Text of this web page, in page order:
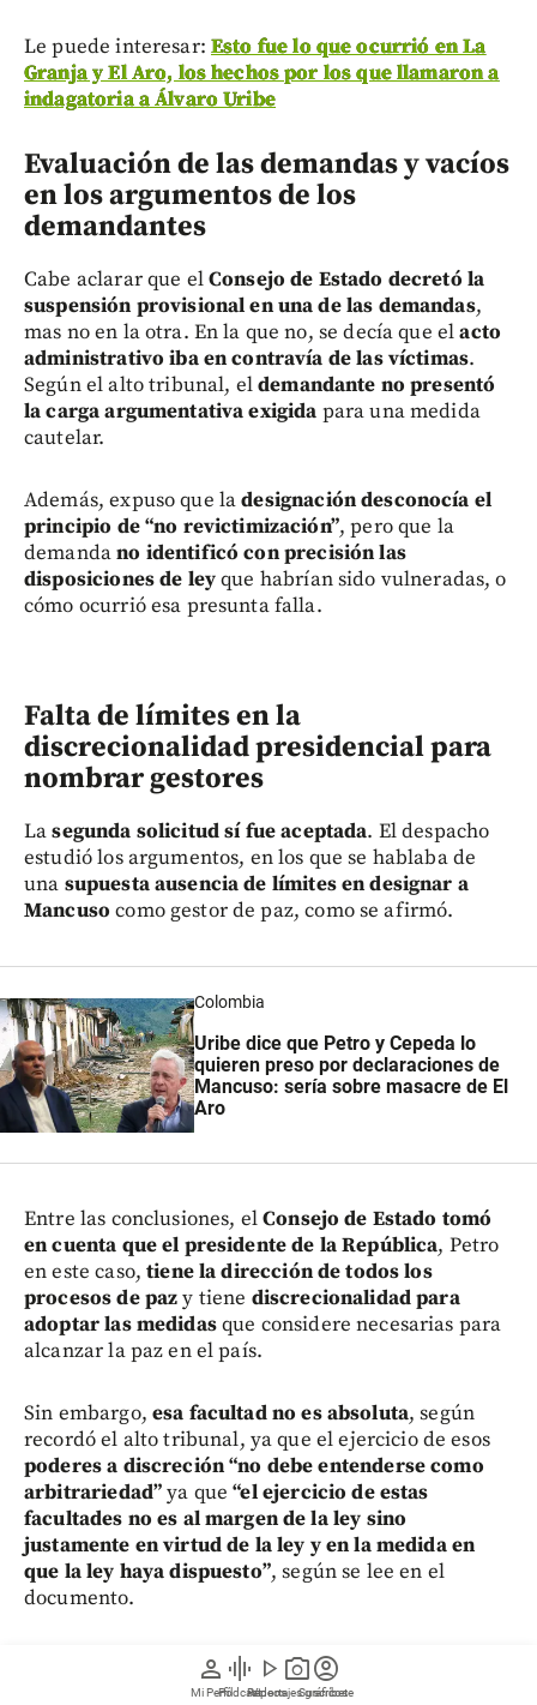
person
Mi Perfil
graphic_eq
Pódcast
play_arrow
Videos
photo_camera
Reportajes gráficos
account_circle
Suscríbete
Le puede interesar: Esto fue lo que ocurrió en La
Granja y El Aro, los hechos por los que llamaron a
indagatoria a Álvaro Uribe
Evaluación de las demandas y vacíos
en los argumentos de los
demandantes
Cabe aclarar que elConsejo de Estado decretó la
suspensión provisional en una de las demandas,
mas no en la otra. En la que no, se decía que elacto
administrativo iba en contravía de las víctimas.
Según el alto tribunal, eldemandante no presentó
la carga argumentativa exigida para una medida
cautelar.
Además, expuso que ladesignación desconocía el
principio de “no revictimización”, pero que la
demandano identificó con precisión las
disposiciones de leyque habrían sido vulneradas, o
cómo ocurrió esa presunta falla.
Falta de límites en la
discrecionalidad presidencial para
nombrar gestores
Lasegunda solicitud sí fue aceptada. El despacho
estudió los argumentos, en los que se hablaba de
una supuesta ausencia de límites en designar a
Mancuso como gestor de paz, como se afirmó.
Colombia
Uribe dice que Petro y Cepeda lo
quieren preso por declaraciones de
Mancuso: sería sobre masacre de El
Aro
Entre las conclusiones, elConsejo de Estado tomó
en cuenta que el presidente de la República, Petro
en este caso,tiene la dirección de todos los
procesos de pazy tiene discrecionalidad para
adoptar las medidasque considere necesarias para
alcanzar la paz en el país.
Sin embargo, esa facultad no es absoluta, según
recordó el alto tribunal, ya que el ejercicio de esos
poderes a discreción “no debe entenderse como
arbitrariedad”ya que“el ejercicio de estas
facultades no es al margen de la ley sino
justamente en virtud de la ley y en la medida en
que la ley haya dispuesto”, según se lee en el
documento.